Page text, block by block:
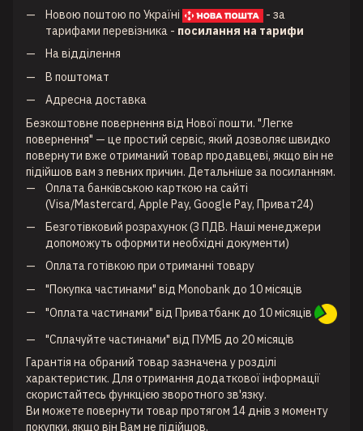
Новою поштою по Україні
- за
тарифами перевізника - посилання на тарифи
На відділення
В поштомат
Адресна доставка
Безкоштовне повернення від Нової пошти. "Легке
повернення" — це простий сервіс, який дозволяє швидко
повернути вже отриманий товар продавцеві, якщо він не
підійшов вам з певних причин. Детальніше за посиланням.
Оплата банківською карткою на сайті
(Visa/Mastercard, Apple Pay, Google Pay, Приват24)
Безготівковий розрахунок (З ПДВ. Наші менеджери
допоможуть оформити необхідні документи)
Оплата готівкою при отриманні товару
"Покупка частинами" від Monobank до 10 місяців
"Оплата частинами" від Приватбанк до 10 місяців
"Сплачуйте частинами" від ПУМБ до 20 місяців
Гарантія на обраний товар зазначена у розділі
характеристик. Для отримання додаткової інформації
скористайтесь функцією зворотного зв'язку.
Ви можете повернути товар протягом 14 днів з моменту
покупки, якщо він Вам не підійшов.